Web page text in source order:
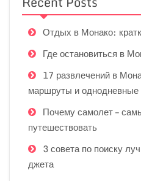
Отдых в Монако:
Где остановиться в
17 развлечений в
маршруты и однодневные
Почему самолет –
путешествовать
3 совета по поиску
джета